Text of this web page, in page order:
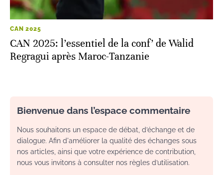
CAN 2025
CAN 2025: l’essentiel de la conf’ de Walid
Regragui après Maroc-Tanzanie
Bienvenue dans l’espace commentaire
Nous souhaitons un espace de débat, d’échange et de
dialogue. Afin d'améliorer la qualité des échanges sous
nos articles, ainsi que votre expérience de contribution,
nous vous invitons à consulter nos règles d’utilisation.